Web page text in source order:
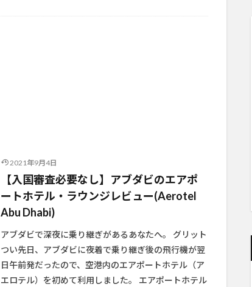
2021年9月4日
【入国審査必要なし】アブダビのエアポ
ートホテル・ラウンジレビュー(Aerotel
Abu Dhabi)
アブダビで深夜に乗り継ぎがあるあなたへ。 グリット
つい先日、アブダビに夜着で乗り継ぎ後の飛行機が翌
日午前発だったので、空港内のエアポートホテル（ア
エロテル）を初めて利用しました。 エアポートホテル